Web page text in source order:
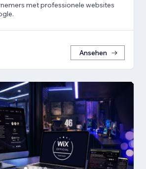
met professionele websites
Ansehen